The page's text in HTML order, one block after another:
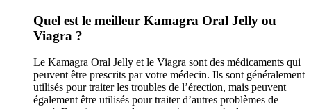
Quel est le meilleur Kamagra Oral Jelly ou
Viagra ?
Le Kamagra Oral Jelly et le Viagra sont des médicaments qui
peuvent être prescrits par votre médecin. Ils sont généralement
utilisés pour traiter les troubles de l’érection, mais peuvent
également être utilisés pour traiter d’autres problèmes de